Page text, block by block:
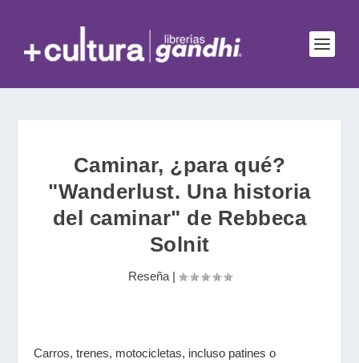
Caminar, ¿para qué?
"Wanderlust. Una historia
del caminar" de Rebbeca
Solnit
Reseña|
Carros, trenes, motocicletas, incluso patines o